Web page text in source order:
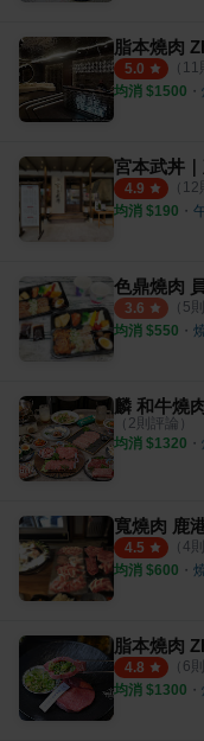
脂本燒肉
5.0 （ 11
均消 $1500 ・
宮本武丼
4.9 （ 12
均消 $190 ・
色鼎燒肉
3.6 （ 5
均消 $550 ・
麟 和牛燒
（ 2則評論）
均消 $1320 ・
寬燒肉 鹿
4.5 （ 4
均消 $600 ・
脂本燒肉
4.8 （ 6
均消 $1300 ・